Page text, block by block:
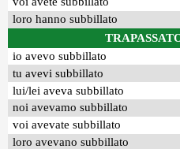
loro hanno subbillato
io avevo subbillato
tu avevi subbillato
lui/lei aveva subbillato
noi avevamo subbillato
voi avevate subbillato
loro avevano subbillato